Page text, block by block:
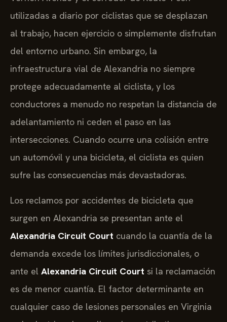
utilizadas a diario por ciclistas que se desplazan
al trabajo, hacen ejercicio o simplemente disfrutan
del entorno urbano. Sin embargo, la
infraestructura vial de Alexandria no siempre
protege adecuadamente al ciclista, y los
conductores a menudo no respetan la distancia de
adelantamiento ni ceden el paso en las
intersecciones. Cuando ocurre una colisión entre
un automóvil y una bicicleta, el ciclista es quien
sufre las consecuencias más devastadoras.
Los reclamos por accidentes de bicicleta que
surgen en Alexandria se presentan ante el
Alexandria Circuit Court cuando la cuantía de la
demanda excede los límites jurisdiccionales, o
ante el Alexandria Circuit Court si la reclamación
es de menor cuantía. El factor determinante en
cualquier caso de lesiones personales en Virginia